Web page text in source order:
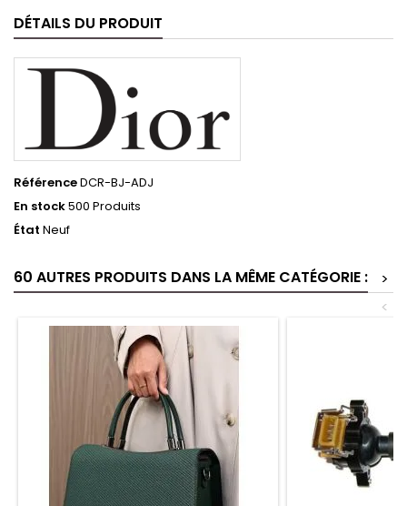
DÉTAILS DU PRODUIT
RéférenceDCR-BJ-ADJ
En stock500 Produits
État Neuf
60 AUTRES PRODUITS DANS LA MÊME CATÉGORIE :
>
<